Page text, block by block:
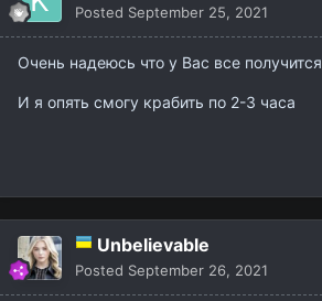
Posted September 25, 2021
Очень надеюсь что у Вас все получится
И я опять смогу крабить по 2-3 часа
Unbelievable
Posted September 26, 2021